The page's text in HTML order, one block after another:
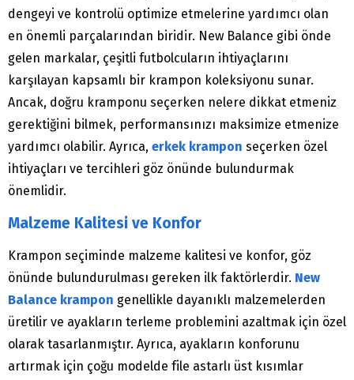
dengeyi ve kontrolü optimize etmelerine yardımcı olan
en önemli parçalarından biridir. New Balance gibi önde
gelen markalar, çeşitli futbolcuların ihtiyaçlarını
karşılayan kapsamlı bir krampon koleksiyonu sunar.
Ancak, doğru kramponu seçerken nelere dikkat etmeniz
gerektiğini bilmek, performansınızı maksimize etmenize
yardımcı olabilir. Ayrıca, erkek krampon seçerken özel
ihtiyaçları ve tercihleri göz önünde bulundurmak
önemlidir.
Malzeme Kalitesi ve Konfor
Krampon seçiminde malzeme kalitesi ve konfor, göz
önünde bulundurulması gereken ilk faktörlerdir. New
Balance krampon genellikle dayanıklı malzemelerden
üretilir ve ayakların terleme problemini azaltmak için özel
olarak tasarlanmıştır. Ayrıca, ayakların konforunu
artırmak için çoğu modelde file astarlı üst kısımlar